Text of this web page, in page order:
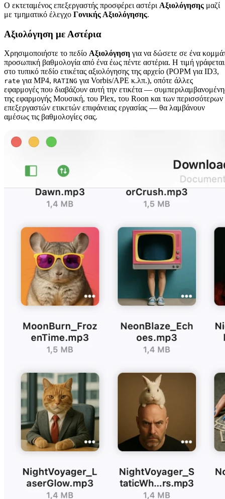
Ο εκτεταμένος επεξεργαστής προσφέρει αστέρι Αξιολόγησης μαζί
με τμηματικό έλεγχο Γονικής Αξιολόγησης.
Αξιολόγηση με Αστέρια
Χρησιμοποιήστε το πεδίο Αξιολόγηση για να δώσετε σε ένα
προσωπική βαθμολογία από ένα έως πέντε αστέρια. Η τιμή γράφεται
στο τυπικό πεδίο ετικέτας αξιολόγησης της αρχείο (POPM για ID3,
rate για MP4, RATING για Vorbis/APE κ.λπ.), οπότε άλλες
εφαρμογές που διαβάζουν αυτή την ετικέτα —
της εφαρμογής Μουσική, του Plex, του Roon και των περισσότερων
επεξεργαστών ετικετών επιφάνειας εργασίας — θα λαμβάνουν
αμέσως τις βαθμολογίες σας.